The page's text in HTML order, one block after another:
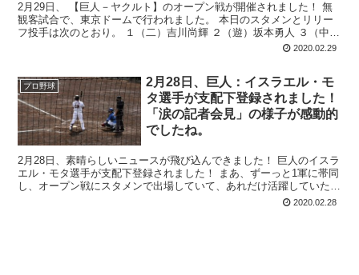
2月29日、 【巨人－ヤクルト】のオープン戦が開催されました！ 無
観客試合で、東京ドームで行われました。 本日のスタメンとリリー
フ投手は次のとおり。 １（二）吉川尚輝 ２（遊）坂本勇人 ３（中）
2020.02.29
プロ野球
2月28日、巨人：イスラエル・モ
タ選手が支配下登録されました！
「涙の記者会見」の様子が感動的
でしたね。
2月28日、素晴らしいニュースが飛び込んできました！ 巨人のイスラ
エル・モタ選手が支配下登録されました！ まあ、ずーっと1軍に帯同
し、オープン戦にスタメンで出場していて、あれだけ活躍していたの
2020.02.28